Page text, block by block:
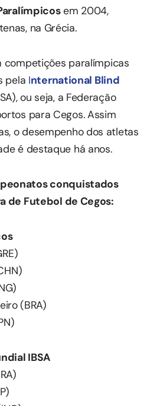
em 2004,
na Grécia.
competições paralímpicas
pela International Blind
ou seja, a Federação
para Cegos. Assim
o desempenho dos atletas
é destaque há anos.
conquistados
de Futebol de Cegos:
(BRA)
IBSA